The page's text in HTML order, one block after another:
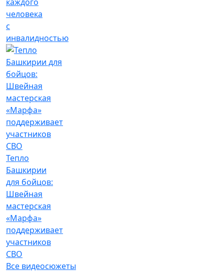
человека
с
инвалидностью
Тепло
Башкирии
для бойцов:
Швейная
мастерская
«Марфа»
поддерживает
участников
СВО
Все видеосюжеты